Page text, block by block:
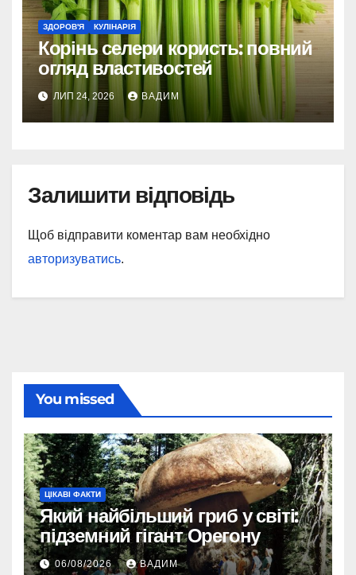
ЗДОРОВ'Я КУЛІНАРІЯ
Корінь селери користь: повний
огляд властивостей
ЛИП 24, 2026 ВАДИМ
Залишити відповідь
Щоб відправити коментар вам необхідно
авторизуватись.
You missed
ЦІКАВІ ФАКТИ
Який найбільший гриб у світі:
підземний гігант Орегону
06/08/2026 ВАДИМ